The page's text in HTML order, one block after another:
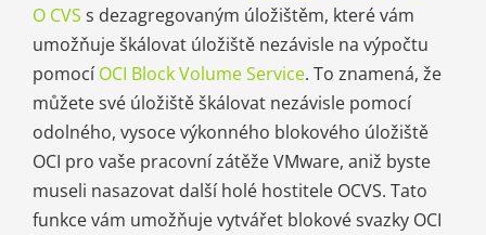
O CVS s dezagregovaným úložištěm, které vám
umožňuje škálovat úložiště nezávisle na výpočtu
pomocí OCI Block Volume Service. To znamená, že
můžete své úložiště škálovat nezávisle pomocí
odolného, ​​vysoce výkonného blokového úložiště
OCI pro vaše pracovní zátěže VMware, aniž byste
museli nasazovat další holé hostitele OCVS. Tato
funkce vám umožňuje vytvářet blokové svazky OCI